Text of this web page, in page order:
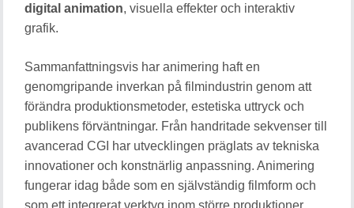
digital animation, visuella effekter och interaktiv
grafik.
Sammanfattningsvis har animering haft en
genomgripande inverkan på filmindustrin genom att
förändra produktionsmetoder, estetiska uttryck och
publikens förväntningar. Från handritade sekvenser till
avancerad CGI har utvecklingen präglats av tekniska
innovationer och konstnärlig anpassning. Animering
fungerar idag både som en självständig filmform och
som ett integrerat verktyg inom större produktioner,